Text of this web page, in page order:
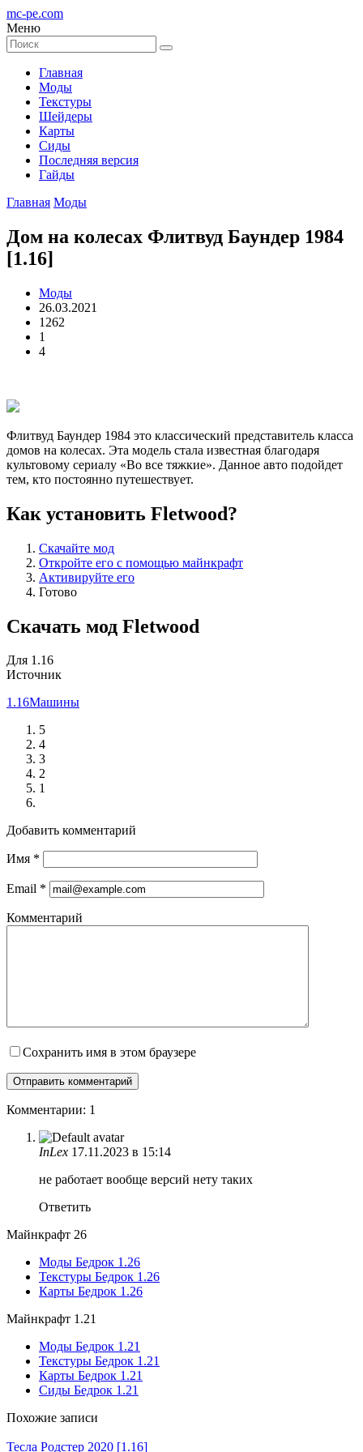
mc-pe.com
Меню
Главная
Моды
Текстуры
Шейдеры
Карты
Сиды
Последняя версия
Гайды
Главная Моды
Дом на колесах Флитвуд Баундер 1984
[1.16]
Моды
26.03.2021
1262
1
4
Флитвуд Баундер 1984 это классический представитель класса
домов на колесах. Эта модель стала известная благодаря
культовому сериалу «Во все тяжкие». Данное авто подойдет
тем, кто постоянно путешествует.
Как установить Fletwood?
Скачайте мод
Откройте его с помощью майнкрафт
Активируйте его
Готово
Скачать мод Fletwood
Для 1.16
Источник
1.16Машины
5
4
3
2
1
Добавить комментарий
Имя *
Email *
Комментарий
Сохранить имя в этом браузере
Комментарии: 1
InLex 17.11.2023 в 15:14
не работает вообще версий нету таких
Ответить
Майнкрафт 26
Моды Бедрок 1.26
Текстуры Бедрок 1.26
Карты Бедрок 1.26
Майнкрафт 1.21
Моды Бедрок 1.21
Текстуры Бедрок 1.21
Карты Бедрок 1.21
Сиды Бедрок 1.21
Похожие записи
Тесла Родстер 2020 [1.16]